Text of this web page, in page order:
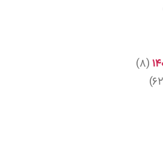
(۸)